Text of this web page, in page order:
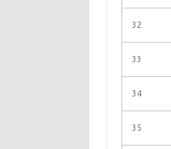
32
33
34
35